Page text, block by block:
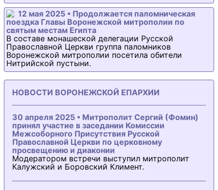
12 мая 2025 • Продолжается паломническая
поездка Главы Воронежской митрополии по
святым местам Египта
В составе монашеской делегации Русской
Православной Церкви группа паломников
Воронежской митрополии посетила обители
Нитрийской пустыни.
НОВОСТИ ВОРОНЕЖСКОЙ ЕПАРХИИ
30 апреля 2025 • Митрополит Сергий (Фомин)
принял участие в заседании Комиссии
Межсоборного Присутствия Русской
Православной Церкви по церковному
просвещению и диаконии
Модератором встречи выступил митрополит
Калужский и Боровский Климент.